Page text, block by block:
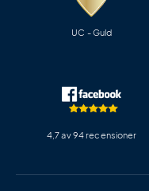
UC - Guld
4,7 av 94 recensioner